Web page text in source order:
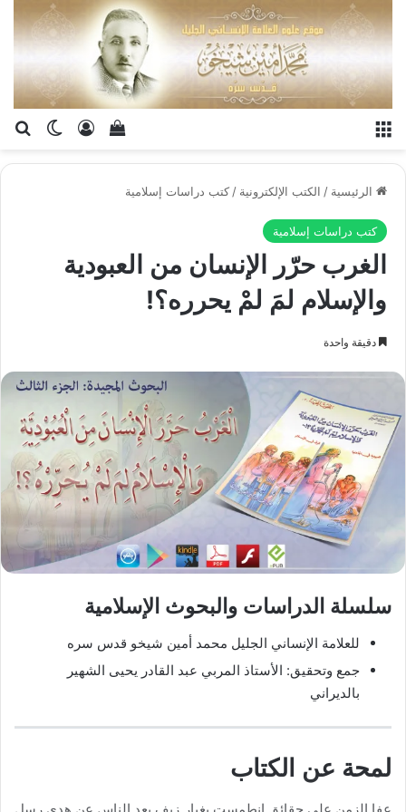
الوضعتسجيل
إستعراض سلة
الرئيسية / الكتب الإلكترونية / كتب دراسات إسلامية
كتب دراسات إسلامية
الغرب حرّر الإنسان من العبودية
والإسلام لمَ لمْ يحرره؟!
دقيقة واحدة
سلسلة الدراسات والبحوث الإسلامية
للعلامة الإنساني الجليل محمد أمين شيخو قدس سره
جمع وتحقيق: الأستاذ المربي عبد القادر يحيى الشهير
بالديراني
لمحة عن الكتاب
عفا الزمن على حقائق انطمست بغبار زيف بعد الناس عن هدي رسل